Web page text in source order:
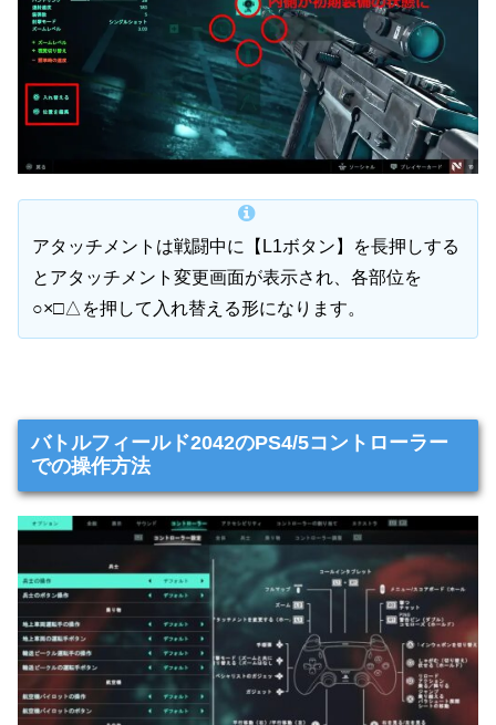
アタッチメントは戦闘中に【L1ボタン】を長押しする
とアタッチメント変更画面が表示され、各部位を
○×□△を押して入れ替える形になります。
バトルフィールド2042のPS4/5コントローラー
での操作方法